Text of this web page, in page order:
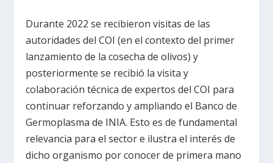
Durante 2022 se recibieron visitas de las
autoridades del COI (en el contexto del primer
lanzamiento de la cosecha de olivos) y
posteriormente se recibió la visita y
colaboración técnica de expertos del COI para
continuar reforzando y ampliando el Banco de
Germoplasma de INIA. Esto es de fundamental
relevancia para el sector e ilustra el interés de
dicho organismo por conocer de primera mano